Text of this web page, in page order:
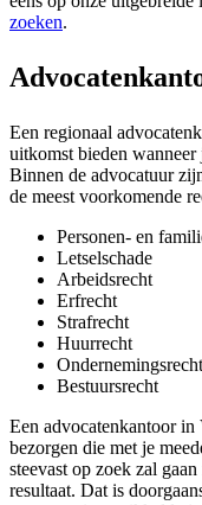
zoeken.
Een regionaal
uitkomst bieden
Binnen de advocatuur
de meest voorkomende
Personen- en
Letselschade
Arbeidsrecht
Erfrecht
Strafrecht
Huurrecht
Ondernemingsrecht
Bestuursrecht
Een advocatenkantoor in
bezorgen die met je
steevast op zoek zal
resultaat. Dat is